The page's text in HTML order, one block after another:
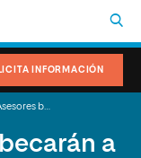
INFORMACIÓN
a